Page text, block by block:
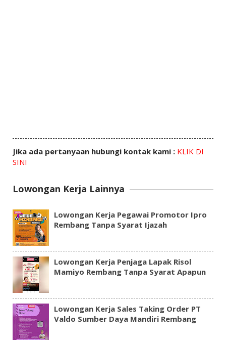
Jika ada pertanyaan hubungi kontak kami : KLIK DI
SINI
Lowongan Kerja Lainnya
Lowongan Kerja Pegawai Promotor Ipro
Rembang Tanpa Syarat Ijazah
Lowongan Kerja Penjaga Lapak Risol
Mamiyo Rembang Tanpa Syarat Apapun
Lowongan Kerja Sales Taking Order PT
Valdo Sumber Daya Mandiri Rembang